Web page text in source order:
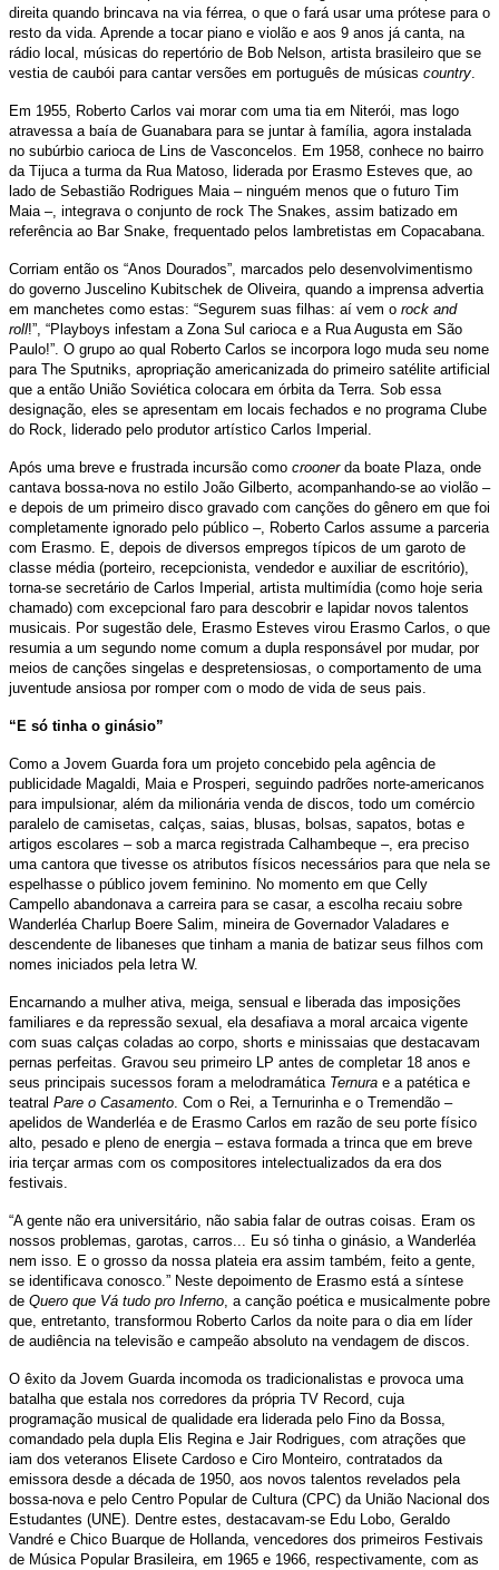
direita quando brincava na via férrea, o que o fará usar uma prótese para o
resto da vida. Aprende a tocar piano e violão e aos 9 anos já canta, na
rádio local, músicas do repertório de Bob Nelson, artista brasileiro que se
vestia de caubói para cantar versões em português de músicas country.
Em 1955, Roberto Carlos vai morar com uma tia em Niterói, mas logo
atravessa a baía de Guanabara para se juntar à família, agora instalada
no subúrbio carioca de Lins de Vasconcelos. Em 1958, conhece no bairro
da Tijuca a turma da Rua Matoso, liderada por Erasmo Esteves que, ao
lado de Sebastião Rodrigues Maia – ninguém menos que o futuro Tim
Maia –, integrava o conjunto de rock The Snakes, assim batizado em
referência ao Bar Snake, frequentado pelos lambretistas em Copacabana.
Corriam então os “Anos Dourados”, marcados pelo desenvolvimentismo
do governo Juscelino Kubitschek de Oliveira, quando a imprensa advertia
em manchetes como estas: “Segurem suas filhas: aí vem o rock and
roll!”, “Playboys infestam a Zona Sul carioca e a Rua Augusta em São
Paulo!”. O grupo ao qual Roberto Carlos se incorpora logo muda seu nome
para The Sputniks, apropriação americanizada do primeiro satélite artificial
que a então União Soviética colocara em órbita da Terra. Sob essa
designação, eles se apresentam em locais fechados e no programa Clube
do Rock, liderado pelo produtor artístico Carlos Imperial.
Após uma breve e frustrada incursão como croonerda boate Plaza, onde
cantava bossa-nova no estilo João Gilberto, acompanhando-se ao violão –
e depois de um primeiro disco gravado com canções do gênero em que foi
completamente ignorado pelo público –, Roberto Carlos assume a parceria
com Erasmo. E, depois de diversos empregos típicos de um garoto de
classe média (porteiro, recepcionista, vendedor e auxiliar de escritório),
torna-se secretário de Carlos Imperial, artista multimídia (como hoje seria
chamado) com excepcional faro para descobrir e lapidar novos talentos
musicais. Por sugestão dele, Erasmo Esteves virou Erasmo Carlos, o que
resumia a um segundo nome comum a dupla responsável por mudar, por
meios de canções singelas e despretensiosas, o comportamento de uma
juventude ansiosa por romper com o modo de vida de seus pais.
“E só tinha o ginásio”
Como a Jovem Guarda fora um projeto concebido pela agência de
publicidade Magaldi, Maia e Prosperi, seguindo padrões norte-americanos
para impulsionar, além da milionária venda de discos, todo um comércio
paralelo de camisetas, calças, saias, blusas, bolsas, sapatos, botas e
artigos escolares – sob a marca registrada Calhambeque –, era preciso
uma cantora que tivesse os atributos físicos necessários para que nela se
espelhasse o público jovem feminino. No momento em que Celly
Campello abandonava a carreira para se casar, a escolha recaiu sobre
Wanderléa Charlup Boere Salim, mineira de Governador Valadares e
descendente de libaneses que tinham a mania de batizar seus filhos com
nomes iniciados pela letra W.
Encarnando a mulher ativa, meiga, sensual e liberada das imposições
familiares e da repressão sexual, ela desafiava a moral arcaica vigente
com suas calças coladas ao corpo, shorts e minissaias que destacavam
pernas perfeitas. Gravou seu primeiro LP antes de completar 18 anos e
seus principais sucessos foram a melodramática Ternura e a patética e
teatral Pare o Casamento. Com o Rei, a Ternurinha e o Tremendão –
apelidos de Wanderléa e de Erasmo Carlos em razão de seu porte físico
alto, pesado e pleno de energia – estava formada a trinca que em breve
iria terçar armas com os compositores intelectualizados da era dos
festivais.
“A gente não era universitário, não sabia falar de outras coisas. Eram os
nossos problemas, garotas, carros... Eu só tinha o ginásio, a Wanderléa
nem isso. E o grosso da nossa plateia era assim também, feito a gente,
se identificava conosco.” Neste depoimento de Erasmo está a síntese
de Quero que Vá tudo pro Inferno, a canção poética e musicalmente pobre
que, entretanto, transformou Roberto Carlos da noite para o dia em líder
de audiência na televisão e campeão absoluto na vendagem de discos.
O êxito da Jovem Guarda incomoda os tradicionalistas e provoca uma
batalha que estala nos corredores da própria TV Record, cuja
programação musical de qualidade era liderada pelo Fino da Bossa,
comandado pela dupla Elis Regina e Jair Rodrigues, com atrações que
iam dos veteranos Elisete Cardoso e Ciro Monteiro, contratados da
emissora desde a década de 1950, aos novos talentos revelados pela
bossa-nova e pelo Centro Popular de Cultura (CPC) da União Nacional dos
Estudantes (UNE). Dentre estes, destacavam-se Edu Lobo, Geraldo
Vandré e Chico Buarque de Hollanda, vencedores dos primeiros Festivais
de Música Popular Brasileira, em 1965 e 1966, respectivamente, com as